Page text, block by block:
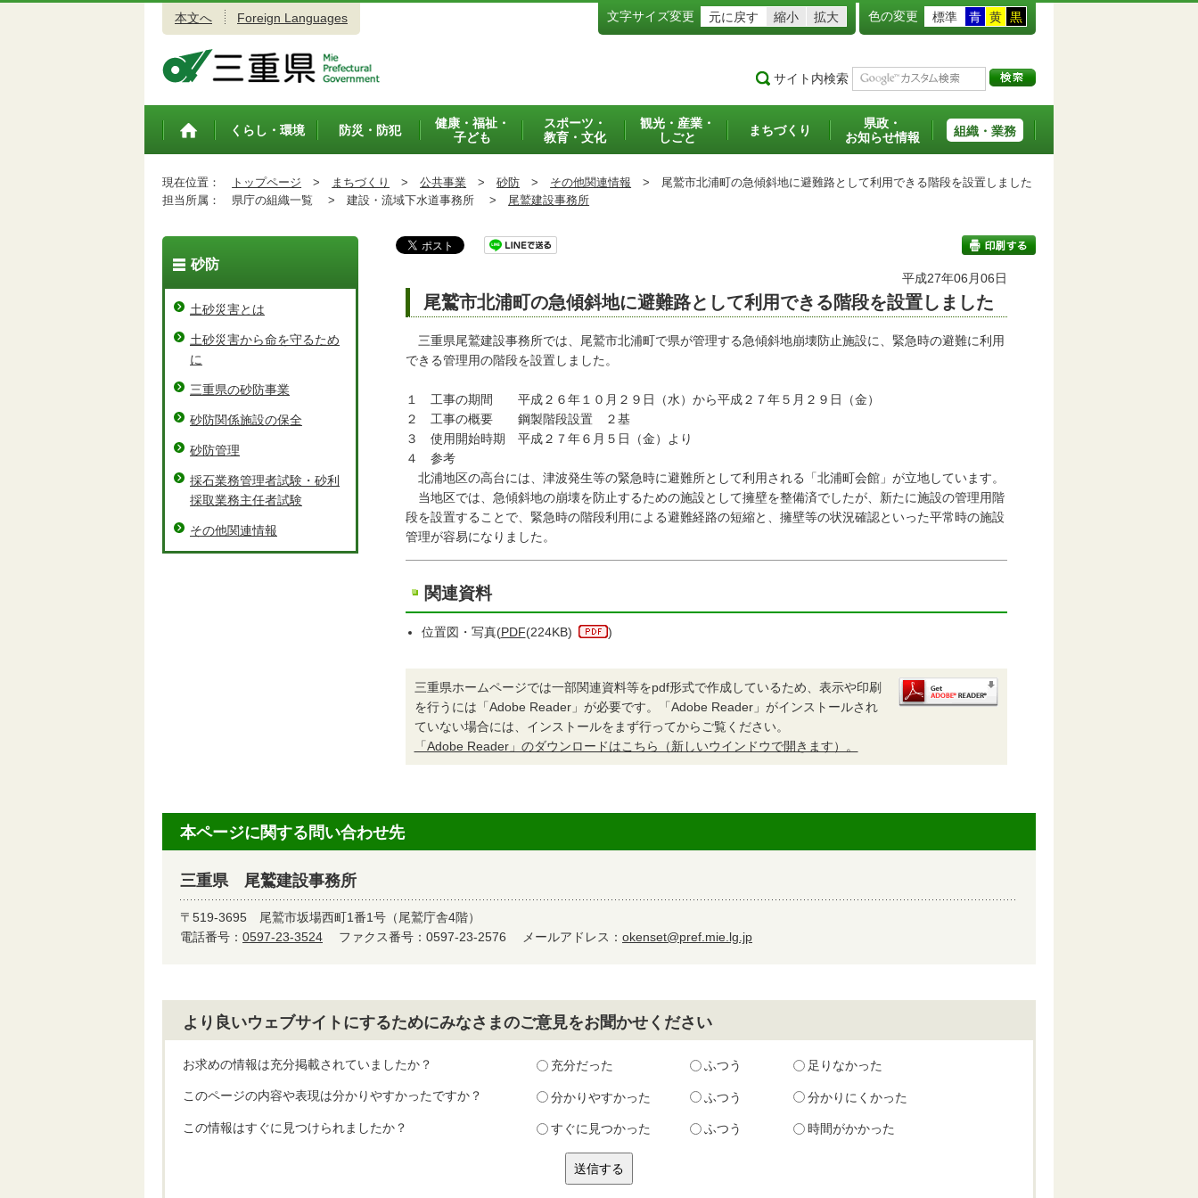
本文へ Foreign Languages 文字サイズ変更 元に戻す 縮小 拡大 色の変更 標準 青 黄 黒
サイト内検索
トップペ
くらし・環境 防災・防犯
健康・福祉・
子ども
スポーツ・
教育・文化
観光・産業・
しごと
まちづくり
県政・
お知らせ情報
組織・業務
現在位置： トップページ > まちづくり > 公共事業 > 砂防 > その他関連情報 > 尾鷲市北浦町の急傾斜地に避難路として利用できる階段を設置しました
担当所属：
県庁の組織一覧 > 建設・流域下水道事務所 > 尾鷲建設事務所
印刷する
平成27年06月06日
尾鷲市北浦町の急傾斜地に避難路として利用できる階段を設置しました
三重県尾鷲建設事務所では、尾鷲市北浦町で県が管理する急傾斜地崩壊防止施設に、緊急時の避難に利用
できる管理用の階段を設置しました。
１ 工事の期間 平成２６年１０月２９日（水）から平成２７年５月２９日（金）
２ 工事の概要 鋼製階段設置 ２基
３ 使用開始時期 平成２７年６月５日（金）より
４ 参考
北浦地区の高台には、津波発生等の緊急時に避難所として利用される「北浦町会館」が立地しています。
当地区では、急傾斜地の崩壊を防止するための施設として擁壁を整備済でしたが、新たに施設の管理用階
段を設置することで、緊急時の階段利用による避難経路の短縮と、擁壁等の状況確認といった平常時の施設
管理が容易になりました。
関連資料
位置図・写真(PDF(224KB) )
三重県ホームページでは一部関連資料等をpdf形式で作成しているため、表示や印刷
を行うには「Adobe Reader」が必要です。「Adobe Reader」がインストールされ
ていない場合には、インストールをまず行ってからご覧ください。
「Adobe Reader」のダウンロードはこちら（新しいウインドウで開きます）。
砂防
土砂災害とは
土砂災害から命を守るため
に
三重県の砂防事業
砂防関係施設の保全
砂防管理
採石業務管理者試験・砂利
採取業務主任者試験
その他関連情報
本ページに関する問い合わせ先
三重県 尾鷲建設事務所
〒519-3695 尾鷲市坂場西町1番1号（尾鷲庁舎4階）
電話番号： 0597-23-3524 ファクス番号：0597-23-2576 メールアドレス： okenset@pref.mie.lg.jp
より良いウェブサイトにするためにみなさまのご意見をお聞かせください
お求めの情報は充分掲載されていましたか？ 充分だった ふつう 足りなかった
このページの内容や表現は分かりやすかったですか？ 分かりやすかった ふつう 分かりにくかった
この情報はすぐに見つけられましたか？ すぐに見つかった ふつう 時間がかかった